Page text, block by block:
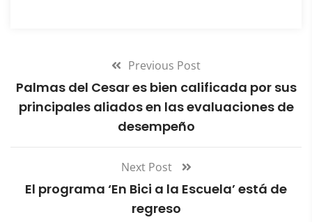
Previous Post
Palmas del Cesar es bien calificada por sus
principales aliados en las evaluaciones de
desempeño
Next Post
El programa ‘En Bici a la Escuela’ está de
regreso